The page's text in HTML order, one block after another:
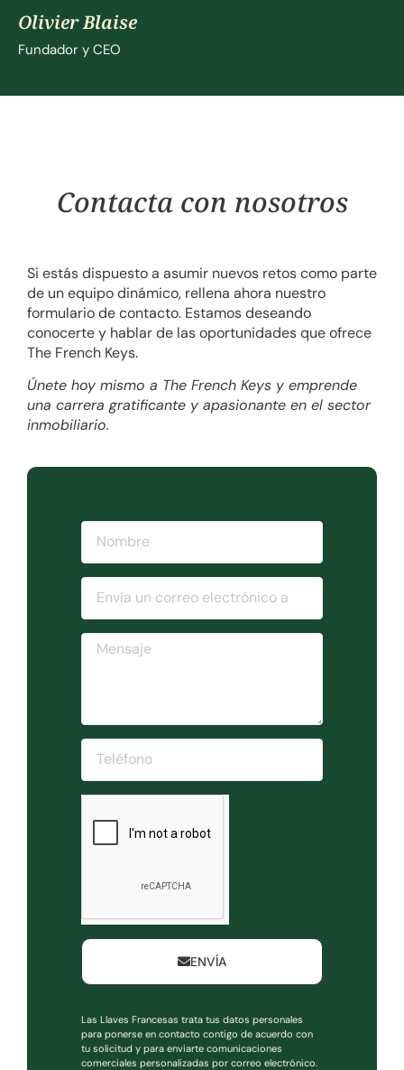
Olivier Blaise
Fundador y CEO
Contacta con nosotros
Si estás dispuesto a asumir nuevos retos como parte
de un equipo dinámico, rellena ahora nuestro
formulario de contacto. Estamos deseando
conocerte y hablar de las oportunidades que ofrece
The French Keys.
Únete hoy mismo a The French Keys y emprende
una carrera gratificante y apasionante en el sector
inmobiliario.
ENVÍA
Las Llaves Francesas trata tus datos personales
para ponerse en contacto contigo de acuerdo con
tu solicitud y para enviarte comunicaciones
comerciales personalizadas por correo electrónico.